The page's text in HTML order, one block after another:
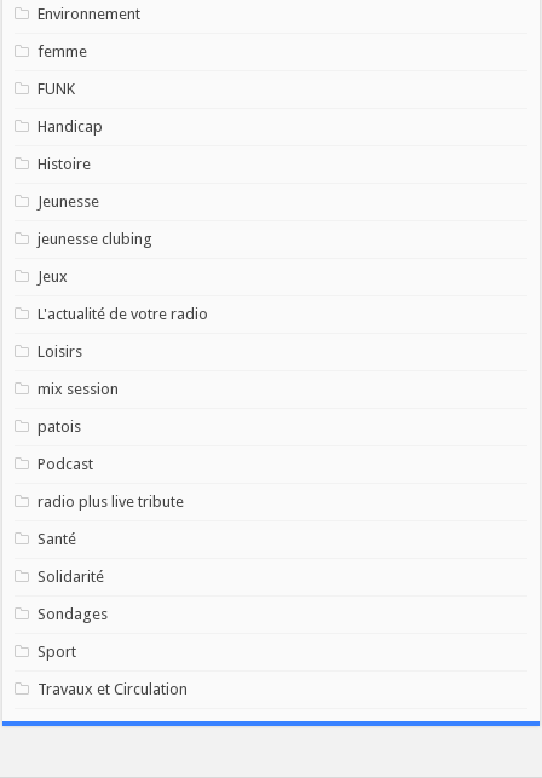
Environnement
femme
FUNK
Handicap
Histoire
Jeunesse
jeunesse clubing
Jeux
L'actualité de votre radio
Loisirs
mix session
patois
Podcast
radio plus live tribute
Santé
Solidarité
Sondages
Sport
Travaux et Circulation